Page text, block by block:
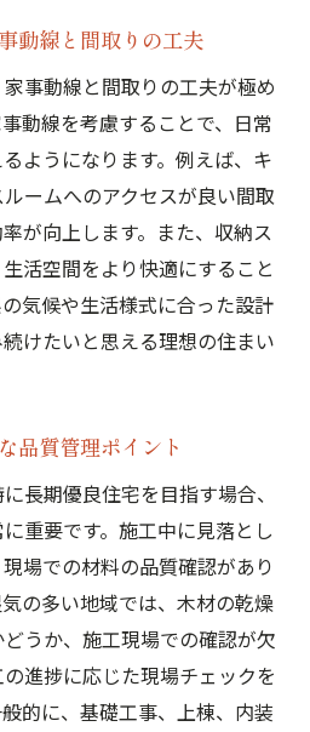
動線と間取りの工夫
事動線と間取りの工夫が極め
動線を考慮することで、日常
ようになります。例えば、キ
ームへのアクセスが良い間取
が向上します。また、収納ス
活空間をより快適にすること
気候や生活様式に合った設計
けたいと思える理想の住まい
品質管理ポイント
長期優良住宅を目指す場合、
重要です。施工中に見落とし
場での材料の品質確認があり
の多い地域では、木材の乾燥
うか、施工現場での確認が欠
進捗に応じた現場チェックを
的に、基礎工事、上棟、内装